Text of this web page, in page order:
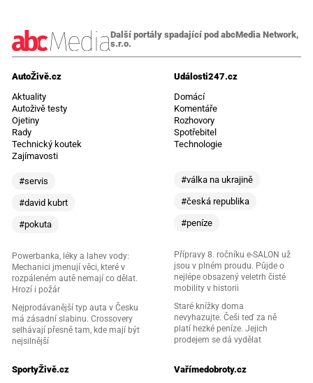
Další portály spadající pod abcMedia Network,
s.r.o.
AutoŽivě.cz
Aktuality
Autoživě testy
Ojetiny
Rady
Technický koutek
Zajímavosti
#servis
#david kubrt
#pokuta
Powerbanka, léky a lahev vody:
Mechanici jmenují věci, které v
rozpáleném autě nemají co dělat.
Hrozí i požár
Nejprodávanější typ auta v Česku
má zásadní slabinu. Crossovery
selhávají přesně tam, kde mají být
nejsilnější
Události247.cz
Domácí
Komentáře
Rozhovory
Spotřebitel
Technologie
#válka na ukrajině
#česká republika
#peníze
Přípravy 8. ročníku e-SALON už
jsou v plném proudu. Půjde o
nejlépe obsazený veletrh čisté
mobility v historii
Staré knížky doma
nevyhazujte. Češi teď za ně
platí hezké peníze. Jejich
prodejem se dá vydělat
SportyŽivě.cz
Vařímedobroty.cz